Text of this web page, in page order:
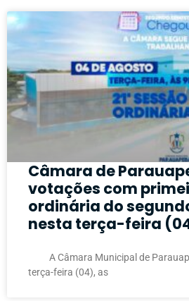
Câmara de
votações com
ordinária do
nesta terça-feira
A Câmara Municipal de
terça-feira (04), as